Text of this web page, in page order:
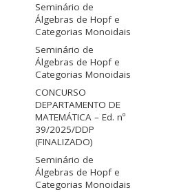
Seminário de
Álgebras de Hopf e
Categorias Monoidais
Seminário de
Álgebras de Hopf e
Categorias Monoidais
CONCURSO
DEPARTAMENTO DE
MATEMÁTICA – Ed. nº
39/2025/DDP
(FINALIZADO)
Seminário de
Álgebras de Hopf e
Categorias Monoidais